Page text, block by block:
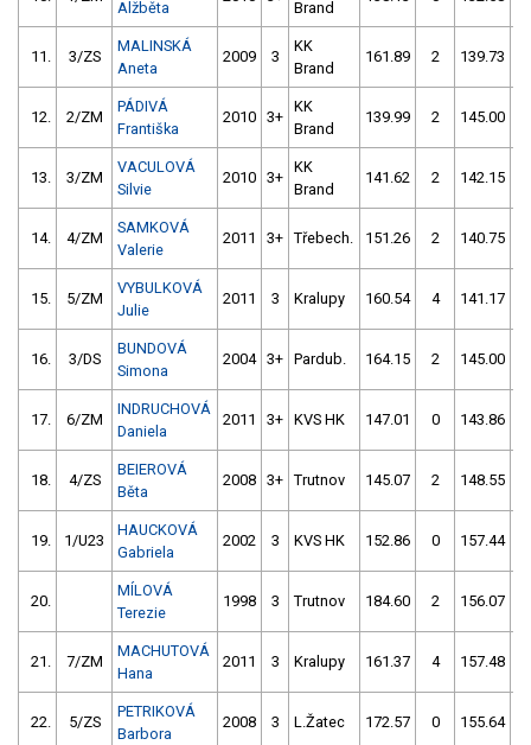
Alžběta
Brand
11. 3/ZS
MALINSKÁ
Aneta
2009 3
KK
Brand
161.89 2 139.73
12. 2/ZM
PÁDIVÁ
Františka
2010 3+
KK
Brand
139.99 2 145.00
13. 3/ZM
VACULOVÁ
Silvie
2010 3+
KK
Brand
141.62 2 142.15
14. 4/ZM
SAMKOVÁ
Valerie
2011 3+ Třebech. 151.26 2 140.75
15. 5/ZM
VYBULKOVÁ
Julie
2011 3 Kralupy 160.54 4 141.17
16. 3/DS
BUNDOVÁ
Simona
2004 3+ Pardub. 164.15 2 145.00
17. 6/ZM
INDRUCHOVÁ
Daniela
2011 3+ KVS HK 147.01 0 143.86
18. 4/ZS
BEIEROVÁ
Běta
2008 3+ Trutnov 145.07 2 148.55
19. 1/U23
HAUCKOVÁ
Gabriela
2002 3 KVS HK 152.86 0 157.44
20.
MÍLOVÁ
Terezie
1998 3 Trutnov 184.60 2 156.07
21. 7/ZM
MACHUTOVÁ
Hana
2011 3 Kralupy 161.37 4 157.48
22. 5/ZS
PETRIKOVÁ
Barbora
2008 3 L.Žatec 172.57 0 155.64